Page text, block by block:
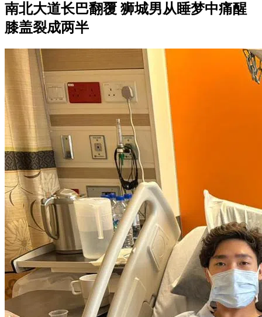
南北大道长巴翻覆 狮城男从睡梦中痛醒
膝盖裂成两半